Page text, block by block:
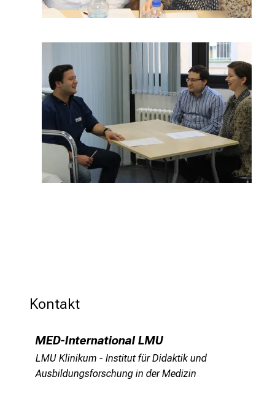
Kontakt
MED-International LMU
LMU Klinikum - Institut für Didaktik und
Ausbildungsforschung in der Medizin